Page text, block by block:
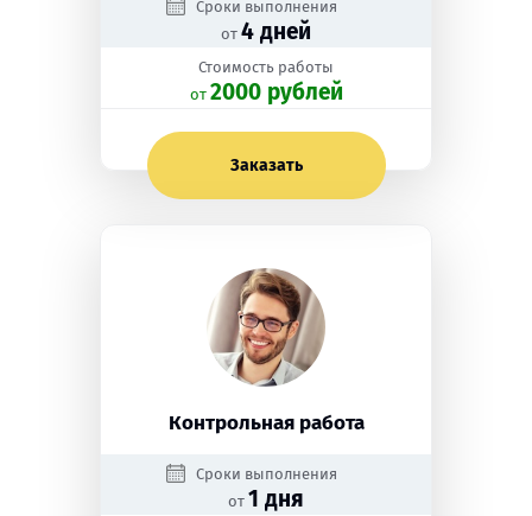
Сроки выполнения
от 4 дней
Стоимость работы
oт 2000 рублей
Заказать
Контрольная работа
Сроки выполнения
от 1 дня